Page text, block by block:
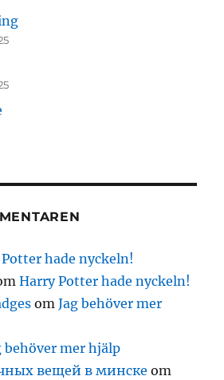
hade nyckeln!
Harry Potter hade nyckeln!
omJag behöver mer
behöver mer hjälp
вещей в минске om